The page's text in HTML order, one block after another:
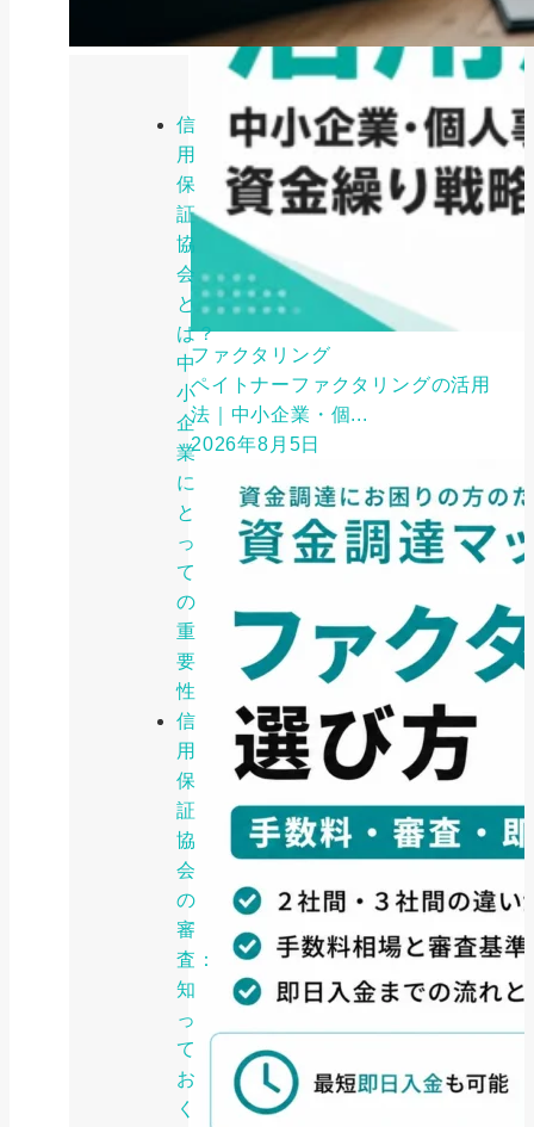
信
用
保
証
協
会
と
は？
中
小
企
業
に
と
っ
て
の
重
要
性
信
用
保
証
協
会
の
審
査：
知
っ
て
お
く
ファクタリング
ペイトナーファクタリングの活用
法｜中小企業・個...
2026年8月5日